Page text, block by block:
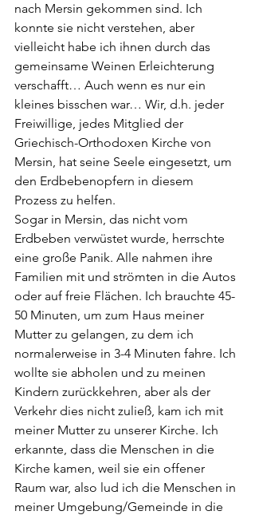
nach Mersin gekommen sind. Ich
konnte sie nicht verstehen, aber
vielleicht habe ich ihnen durch das
gemeinsame Weinen Erleichterung
verschafft… Auch wenn es nur ein
kleines bisschen war… Wir, d.h. jeder
Freiwillige, jedes Mitglied der
Griechisch-Orthodoxen Kirche von
Mersin, hat seine Seele eingesetzt, um
den Erdbebenopfern in diesem
Prozess zu helfen.
Sogar in Mersin, das nicht vom
Erdbeben verwüstet wurde, herrschte
eine große Panik. Alle nahmen ihre
Familien mit und strömten in die Autos
oder auf freie Flächen. Ich brauchte 45-
50 Minuten, um zum Haus meiner
Mutter zu gelangen, zu dem ich
normalerweise in 3-4 Minuten fahre. Ich
wollte sie abholen und zu meinen
Kindern zurückkehren, aber als der
Verkehr dies nicht zuließ, kam ich mit
meiner Mutter zu unserer Kirche. Ich
erkannte, dass die Menschen in die
Kirche kamen, weil sie ein offener
Raum war, also lud ich die Menschen in
meiner Umgebung/Gemeinde in die